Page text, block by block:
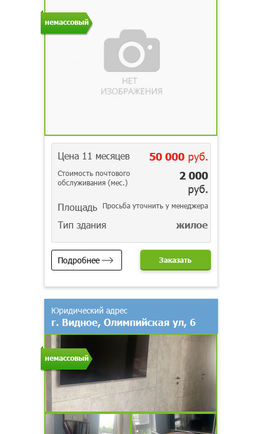
немассовый
Цена 11 месяцев 50 000руб.
Стоимость почтового
обслуживания (мес.)
2 000
руб.
Площадь Просьба уточнить у менеджера
Тип здания жилое
Подробнее Заказать
немассовый
Юридический адрес
г. Видное, Олимпийская ул, 6